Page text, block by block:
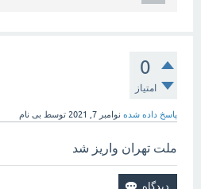
0
امتیاز
پاسخ داده شده نوامبر 7, 2021 توسط بی نام
ملت تهران واریز شد